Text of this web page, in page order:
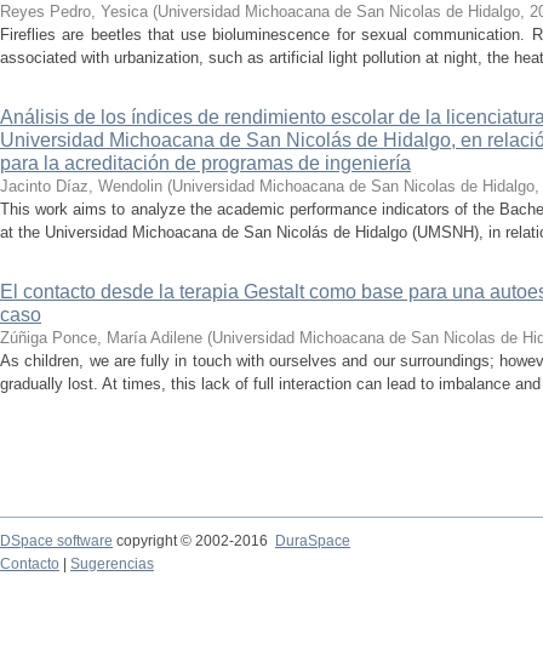
Reyes Pedro, Yesica (Universidad Michoacana de San Nicolas de Hidalgo,
Fireflies are beetles that use bioluminescence for sexual communication.
associated with urbanization, such as artificial light pollution at night, the
Análisis de los índices de rendimiento escolar de la
Universidad Michoacana de San Nicolás de Hidalgo, en
para la acreditación de programas de ingeniería
Jacinto Díaz, Wendolin (Universidad Michoacana de San Nicolas de Hidalgo,
This work aims to analyze the academic performance indicators of the
at the Universidad Michoacana de San Nicolás de Hidalgo (UMSNH), in
El contacto desde la terapia Gestalt como base para una
caso
Zúñiga Ponce, María Adilene (Universidad Michoacana de San Nicolas de
As children, we are fully in touch with ourselves and our surroundings;
gradually lost. At times, this lack of full interaction can lead to imbalance
DSpace software copyright © 2002-2016
DuraSpace
Contacto
Sugerencias